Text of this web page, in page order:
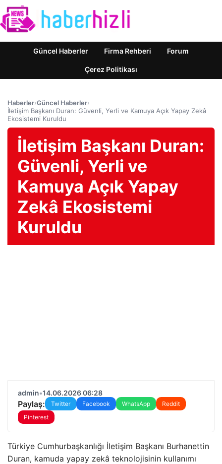
Güncel Haberler Firma Rehberi Forum
Çerez Politikası
Haberler›Güncel Haberler›
İletişim Başkanı Duran: Güvenli, Yerli ve Kamuya Açık Yapay Zekâ
Ekosistemi Kuruldu
İletişim Başkanı Duran:
Güvenli, Yerli ve
Kamuya Açık Yapay
Zekâ Ekosistemi
Kuruldu
admin•14.06.2026 06:28
Paylaş: Twitter Facebook WhatsApp
Reddit
Pinterest
Türkiye Cumhurbaşkanlığı İletişim Başkanı Burhanettin
Duran, kamuda yapay zekâ teknolojisinin kullanımı